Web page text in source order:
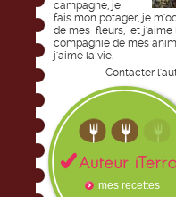
campagne, je
fais mon potager, je
de mes fleurs, et j'aime
compagnie de mes
j'aime la vie.
Contacter
mes recettes